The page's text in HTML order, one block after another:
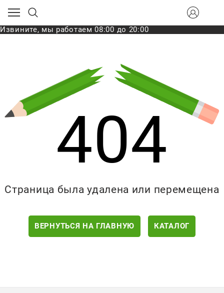
Извините, мы работаем 08:00 до 20:00
404
Страница была удалена или перемещена
ВЕРНУТЬСЯ НА ГЛАВНУЮ КАТАЛОГ